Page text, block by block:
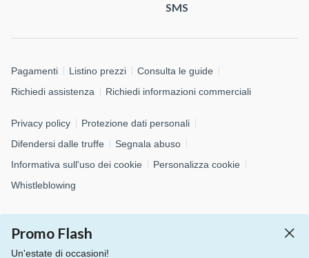
Promo Flash
Un'estate di occasioni!
SMS
Pagamenti Listino prezzi
Consulta le guide
Richiedi assistenza
Richiedi informazioni commerciali
Privacy policy
Protezione dati personali
Difendersi dalle truffe
Segnala abuso
Informativa sull'uso dei cookie
Personalizza cookie
Whistleblowing
Pietro (BG)
P.IVA 01573850516 - C.F. 04552920482 - C.S. € 4.000.000,00 i.v.